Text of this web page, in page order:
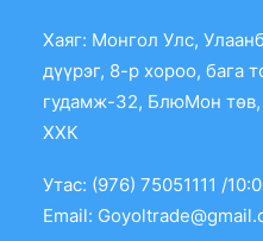
Хаяг: Монгол Улс,
дүүрэг, 8-р хороо, бага
гудамж-32, БлюМон төв,
ХХК
Утас: (976)
Email: